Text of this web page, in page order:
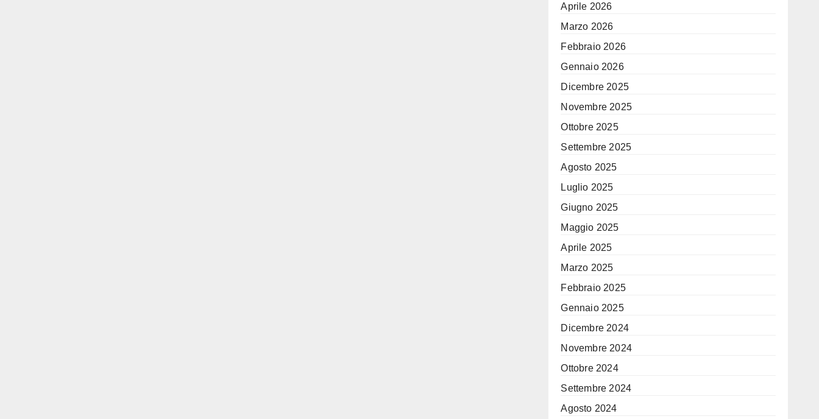
Aprile 2026
Marzo 2026
Febbraio 2026
Gennaio 2026
Dicembre 2025
Novembre 2025
Ottobre 2025
Settembre 2025
Agosto 2025
Luglio 2025
Giugno 2025
Maggio 2025
Aprile 2025
Marzo 2025
Febbraio 2025
Gennaio 2025
Dicembre 2024
Novembre 2024
Ottobre 2024
Settembre 2024
Agosto 2024